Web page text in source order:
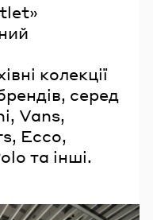
колекції
серед
Vans,
Ecco,
та інші.